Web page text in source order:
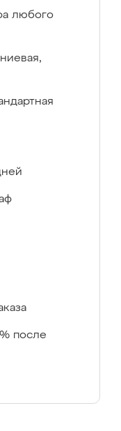
любого
после